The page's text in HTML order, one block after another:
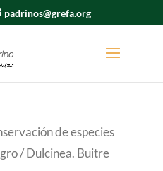
padrinos@grefa.org
de especies
/ Dulcinea. Buitre